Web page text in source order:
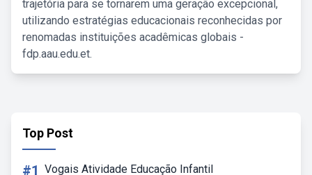
trajetória para se tornarem uma geração excepcional,
utilizando estratégias educacionais reconhecidas por
renomadas instituições acadêmicas globais -
fdp.aau.edu.et.
Top Post
#1 Vogais Atividade Educação Infantil